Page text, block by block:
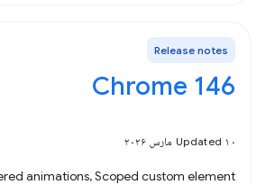
Release notes
Chrome 146
Updated ۱۰ مارس ۲۰۲۶
animations, Scoped custom element